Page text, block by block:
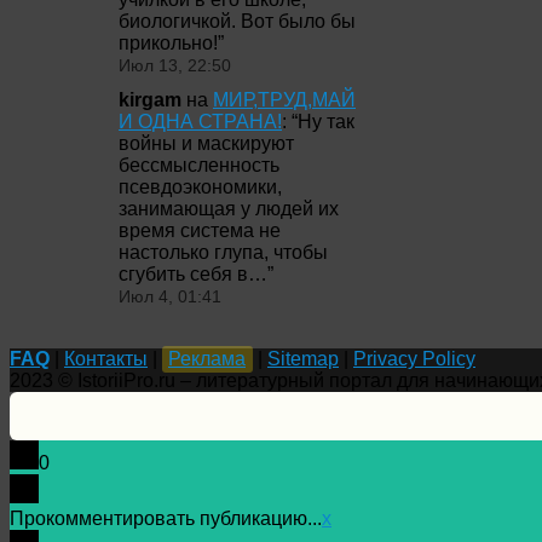
биологичкой. Вот было бы
прикольно!”
Июл 13, 22:50
kirgam на МИР,ТРУД,МАЙ
И ОДНА СТРАНА!: “Ну так
войны и маскируют
бессмысленность
псевдоэкономики,
занимающая у людей их
время система не
настолько глупа, чтобы
сгубить себя в…”
Июл 4, 01:41
FAQ Контакты Реклама Sitemap
Privacy Policy
0
Прокомментировать публикацию...x